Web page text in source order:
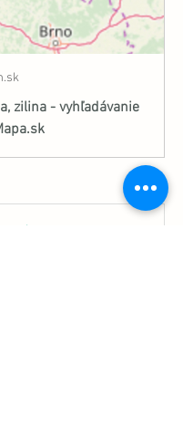
zilina - vyhľadávanie